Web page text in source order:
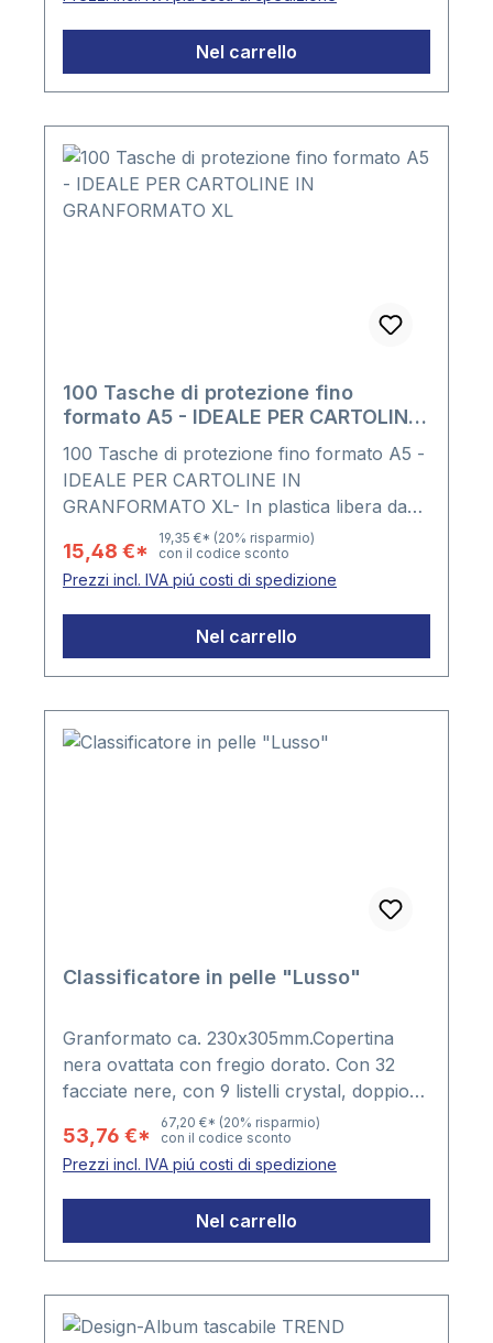
0,10 mm Formato : ca. 115 x 163
mmConfezione: 100 tasche
Nel carrello
100 Tasche di protezione fino
formato A5 - IDEALE PER CARTOLINE
100 Tasche di protezione fino formato A5 -
IDEALE PER CARTOLINE IN
GRANFORMATO XL- In plastica libera da
ammorbidenti, senza plastificanti o altri
componenti nocivi - Lato lungo aperto -
Materiale PP - Spessore della plastica ca.
0,10 mm Formato : ca. 153 x 214
mmConfezione: 100 tasche
15,48 €*
19,35 €* (20% risparmio)
con il codice sconto
Prezzi incl. IVA piú costi di spedizione
Nel carrello
Classificatore in pelle "Lusso"
Granformato ca. 230x305mm.Copertina
nera ovattata con fregio dorato. Con 32
facciate nere, con 9 listelli crystal, doppio
foglio di riparo.
53,76 €*
67,20 €* (20% risparmio)
con il codice sconto
Prezzi incl. IVA piú costi di spedizione
Nel carrello